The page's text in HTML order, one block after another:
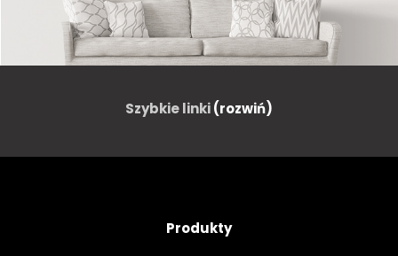
Szybkie linki(rozwiń)
Produkty